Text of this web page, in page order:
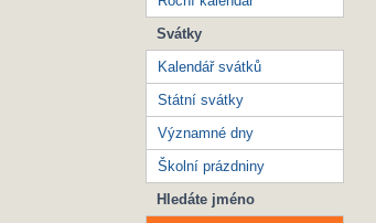
Svátky
Kalendář svátků
Státní svátky
Významné dny
Školní prázdniny
Hledáte jméno